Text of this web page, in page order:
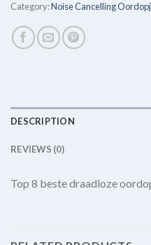
Category:Noise Cancelling
DESCRIPTION
REVIEWS (0)
Top 8 beste draadloze